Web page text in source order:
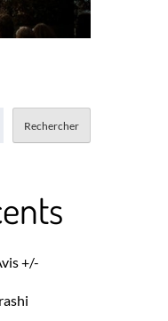
Rechercher
+/-